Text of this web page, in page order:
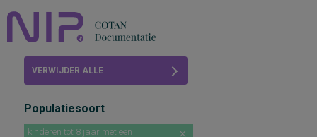
VERWIJDER ALLE
Populatiesoort
kinderen tot 8 jaar met een